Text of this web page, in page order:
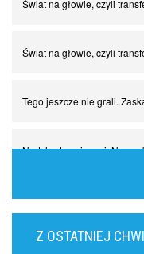
Świat na głowie, czyli
Świat na głowie, czyli
Tego jeszcze nie grali.
Nadchodzą giganci. Nunez
Lewandowski kontra
Z OSTATNIEJ